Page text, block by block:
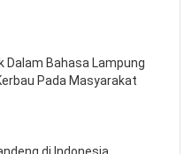
Dalam Bahasa Lampung
Pada Masyarakat
di Indonesia